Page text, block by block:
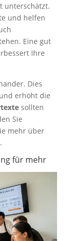
unterschätzt.
und helfen
Eine gut
Ihre
Dies
erhöht die
sollten
Sie
mehr über
.
für mehr